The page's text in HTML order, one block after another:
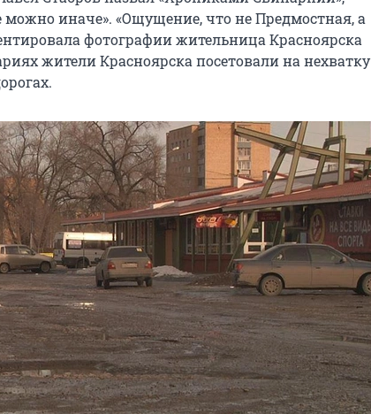
можно иначе». «Ощущение, что не Предмостная, а
фотографии жительница Красноярска
жители Красноярска посетовали на нехватку